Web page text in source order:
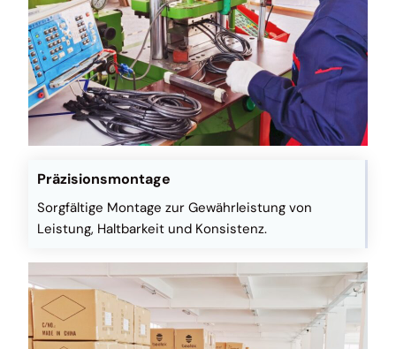
Präzisionsmontage
Sorgfältige Montage zur Gewährleistung von
Leistung, Haltbarkeit und Konsistenz.